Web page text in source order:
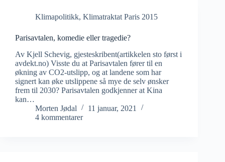
Klimapolitikk, Klimatraktat Paris 2015
Parisavtalen, komedie eller tragedie?
Av Kjell Schevig, gjesteskribent(artikkelen sto først i
avdekt.no) Visste du at Parisavtalen fører til en
økning av CO2-utslipp, og at landene som har
signert kan øke utslippene så mye de selv ønsker
frem til 2030? Parisavtalen godkjenner at Kina
kan…
Morten Jødal
11 januar, 2021
4 kommentarer